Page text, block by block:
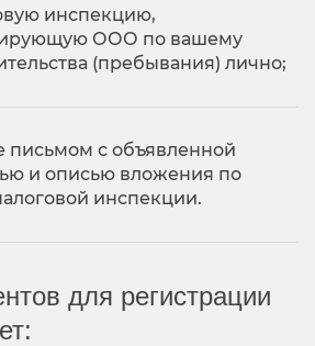
инспекцию,
ООО по вашему
(пребывания) лично;
письмом с объявленной
и описью вложения по
инспекции.
для регистрации